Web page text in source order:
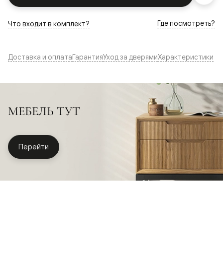
Что входит в комплект? Где посмотреть?
Доставка и оплатаГарантияУход за дверямиХарактеристики
МЕБЕЛЬ ТУТ
Перейти